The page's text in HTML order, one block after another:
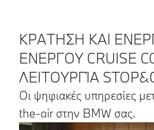
ΚΡΑΤΗΣΗ ΚΑΙ
ΕΝΕΡΓΟΥ CRUISE
ΛΕΙΤΟΥΡΓΊΑ
Οι ψηφιακές υπηρεσίες
the-air στην BMW σας.